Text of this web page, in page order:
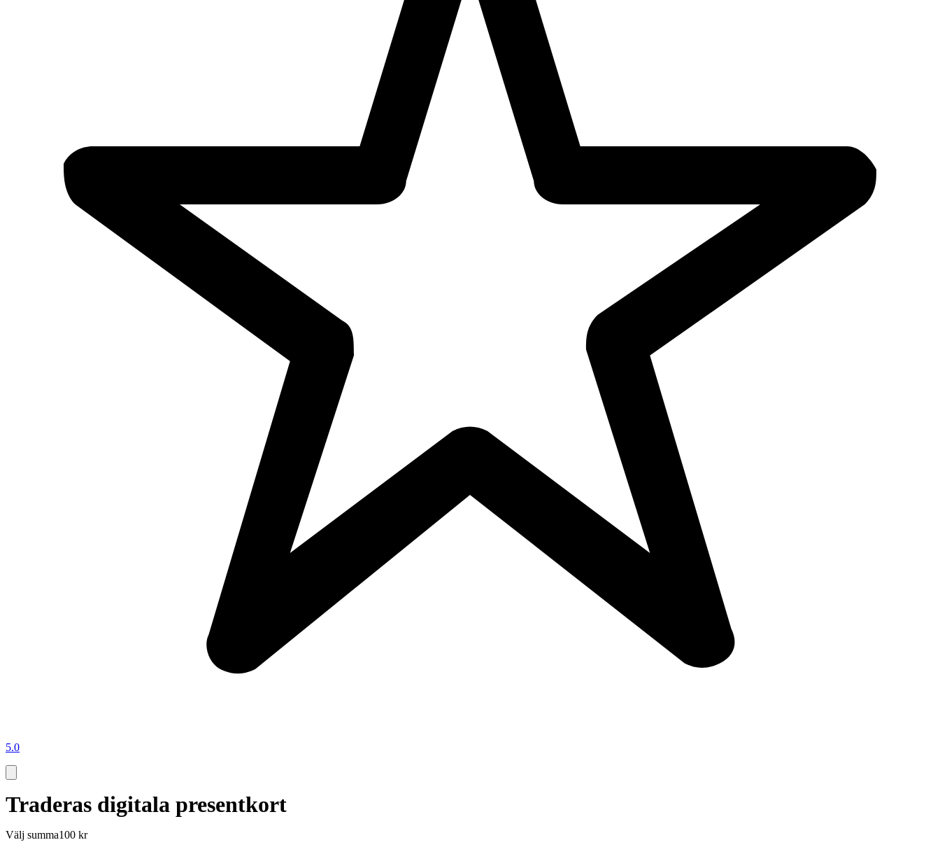
5.0
Traderas digitala presentkort
Välj summa100 kr